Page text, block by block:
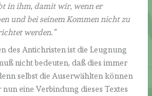
in ihm, damit wir, wenn er
und bei seinem Kommen nicht zu
werden.”
des Antichristen ist die Leugnung
nicht bedeuten, daß dies immer
selbst die Auserwählten können
eine Verbindung dieses Textes